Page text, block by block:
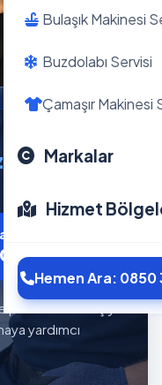
Bulaşık Makinesi
Buzdolabı Servisi
Çamaşır Makinesi
Markalar
Hizmet
Hemen Ara: 0850
servis akışıyla
yardımcı